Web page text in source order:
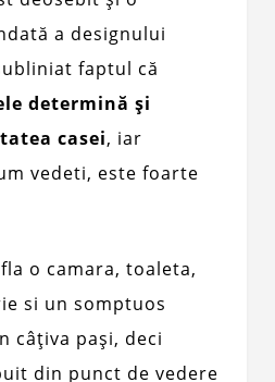
a designului
faptul că
determină și
casei, iar
vedeti, este foarte
o camara, toaleta,
si un somptuos
câțiva pași, deci
din punct de vedere